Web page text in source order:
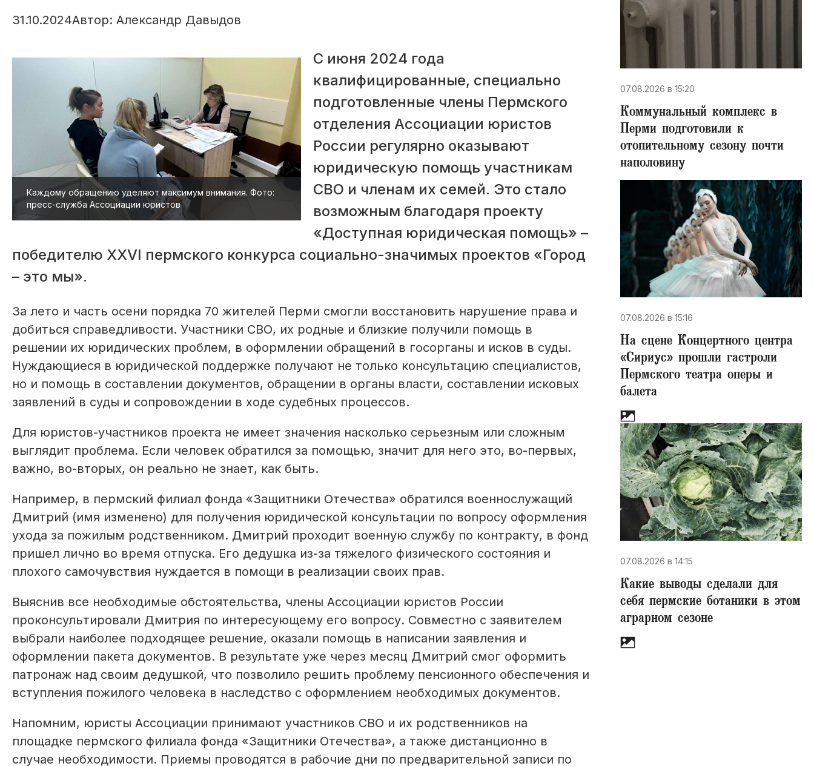
31.10.2024Автор: Александр Давыдов
Каждому обращению уделяют максимум внимания. Фото:
пресс-служба Ассоциации юристов
С июня 2024 года
квалифицированные, специально
подготовленные члены Пермского
отделения Ассоциации юристов
России регулярно оказывают
юридическую помощь участникам
СВО и членам их семей. Это стало
возможным благодаря проекту
«Доступная юридическая помощь» –
победителю XXVI пермского конкурса социально-значимых проектов «Город
– это мы».
За лето и часть осени порядка 70 жителей Перми смогли восстановить нарушение права и
добиться справедливости. Участники СВО, их родные и близкие получили помощь в
решении их юридических проблем, в оформлении обращений в госорганы и исков в суды.
Нуждающиеся в юридической поддержке получают не только консультацию специалистов,
но и помощь в составлении документов, обращении в органы власти, составлении исковых
заявлений в суды и сопровождении в ходе судебных процессов.
Для юристов-участников проекта не имеет значения насколько серьезным или сложным
выглядит проблема. Если человек обратился за помощью, значит для него это, во-первых,
важно, во-вторых, он реально не знает, как быть.
Например, в пермский филиал фонда «Защитники Отечества» обратился военнослужащий
Дмитрий (имя изменено) для получения юридической консультации по вопросу оформления
ухода за пожилым родственником. Дмитрий проходит военную службу по контракту, в фонд
пришел лично во время отпус­ка. Его дедушка из-за тяжелого физического состояния и
плохого самочувствия нуждается в помощи в реализации своих прав.
Выяснив все необходимые обстоятельства, члены Ассоциации юристов России
проконсультировали Дмитрия по интересующему его вопросу. Совместно с заявителем
выбрали наиболее подходящее решение, оказали помощь в написании заявления и
оформлении пакета документов. В результате уже через месяц Дмитрий смог оформить
патронаж над своим дедушкой, что позволило решить проблему пенсионного обеспечения и
вступления пожилого человека в наследство с оформлением необходимых документов.
Напомним, юристы Ассоциации принимают участников СВО и их родственников на
площадке пермского филиала фонда «Защитники Отечества», а также дистанционно в
случае необходимости. Приемы проводятся в рабочие дни по предварительной записи по
07.08.2026 в 15:20
Коммунальный комплекс в
Перми подготовили к
отопительному сезону почти
наполовину
07.08.2026 в 15:16
На сцене Концертного центра
«Сириус» прошли гастроли
Пермского театра оперы и
балета
07.08.2026 в 14:15
Какие выводы сделали для
себя пермские ботаники в этом
аграрном сезоне